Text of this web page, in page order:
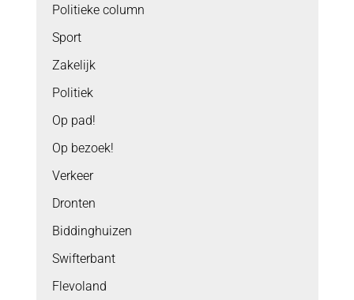
Politieke column
Sport
Zakelijk
Politiek
Op pad!
Op bezoek!
Verkeer
Dronten
Biddinghuizen
Swifterbant
Flevoland